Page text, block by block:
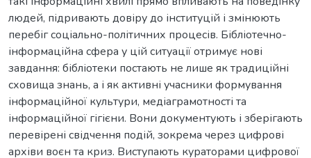
людей, підривають довіру до інституцій і змінюють
перебіг соціально-політичних процесів. Бібліотечно-
інформаційна сфера у цій ситуації отримує нові
завдання: бібліотеки постають не лише як традиційні
сховища знань, а і як активні учасники формування
інформаційної культури, медіаграмотності та
інформаційної гігієни. Вони документують і зберігають
перевірені свідчення подій, зокрема через цифрові
архіви воєн та криз. Виступають кураторами цифрової